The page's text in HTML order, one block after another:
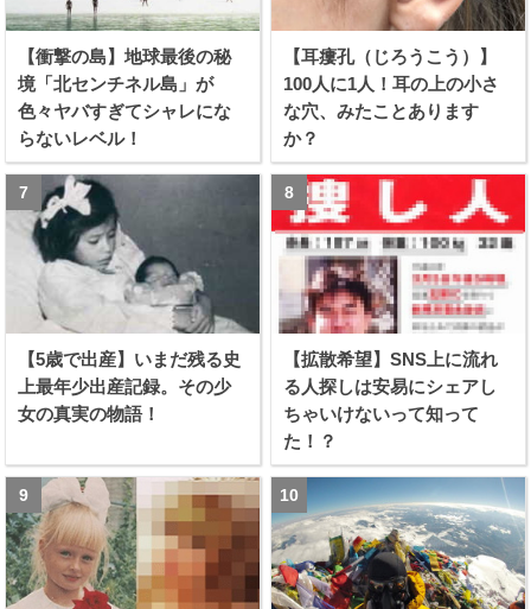
【衝撃の島】地球最後の秘
境「北センチネル島」が
色々ヤバすぎてシャレにな
らないレベル！
【耳瘻孔（じろうこう）】
100人に1人！耳の上の小さ
な穴、みたことあります
か？
【5歳で出産】いまだ残る史
上最年少出産記録。その少
女の真実の物語！
【拡散希望】SNS上に流れ
る人探しは安易にシェアし
ちゃいけないって知って
た！？